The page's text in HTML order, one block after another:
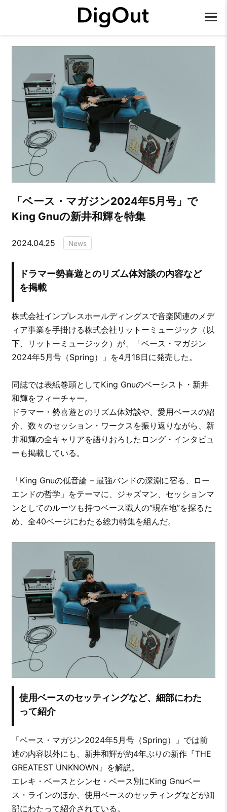
「ベース・マガジン2024年5月号」で
King Gnuの新井和輝を特集
2024.04.25 News
ドラマー勢喜遊とのリズム体対談の内容など
を掲載
株式会社インプレスホールディングスで音楽関連のメデ
ィア事業を手掛ける株式会社リットーミュージック（以
下、リットーミュージック）が、「ベース・マガジン
2024年5月号（Spring）」を4月18日に発売した。
同誌では表紙巻頭としてKing Gnuのベーシスト・新井
和輝をフィーチャー。
ドラマー・勢喜遊とのリズム体対談や、愛用ベースの紹
介、数々のセッション・ワークスを振り返りながら、新
井和輝の全キャリアを語りおろしたロング・インタビュ
ーも掲載している。
「King Gnuの低音論 – 最強バンドの深淵に宿る、ロー
エンドの哲学」をテーマに、ジャズマン、セッションマ
ンとしてのルーツも持つベース職人の“現在地”を探るた
め、全40ページにわたる総力特集を組んだ。
使用ベースのセッティングなど、細部にわた
って紹介
「ベース・マガジン2024年5月号（Spring）」では前
述の内容以外にも、新井和輝が約4年ぶりの新作『THE
GREATEST UNKNOWN』を解説。
エレキ・ベースとシンセ・ベース別にKing Gnuベー
ス・ラインのほか、使用ベースのセッティングなどが細
部にわたって紹介されている。